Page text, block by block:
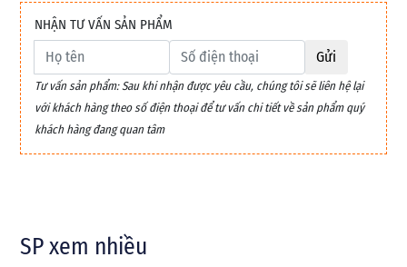
NHẬN TƯ VẤN SẢN PHẨM
Gửi
Tư vấn sản phẩm: Sau khi nhận được yêu cầu, chúng tôi sẽ liên hệ lại
với khách hàng theo số điện thoại để tư vấn chi tiết về sản phẩm quý
khách hàng đang quan tâm
SP xem nhiều